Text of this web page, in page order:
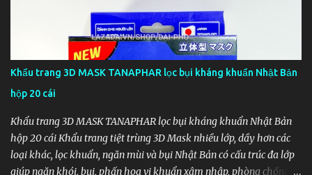
phòng trên da, sau 5-10 phút tắm hoặc rửa lại bằng nước sạch, có
thể sử dụng hàng ngày thay cho xà phòng tắm thông thường.
Công dụng: Xà phòng ASA với hai hoạt chất chính Acid Salicylic và
Sulfur có tác dụng giúp làm sạch vi khuẩn phổ rộng (gram - lẫn
gram +), một trong những tác nhân gây mụn trên da. Ngoài ra Acid
Salicylic còn có tính chất làm mềm da, giúp loại bỏ d...
Khẩu trang 3D MASK TANAPHAR lọc bụi kháng khuẩn Nhật Bản
hộp 20 cái
Khẩu trang 3D MASK TANAPHAR lọc bụi kháng khuẩn Nhật Bản
hộp 20 cái Khẩu trang tiệt trùng 3D Mask nhiều lớp, dầy hơn các
loại khác, lọc khuẩn, ngăn mùi và bụi Nhật Bản có cấu trúc đa lớp
giúp ngăn khói, bụi, phấn hoa vi khuẩn xâm nhập, phòng chống